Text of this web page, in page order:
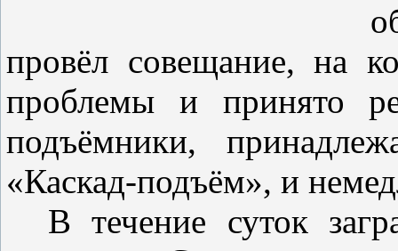
провёл совещание, на
проблемы и принято
подъёмники,
«Каскад-подъём», и
В течение суток